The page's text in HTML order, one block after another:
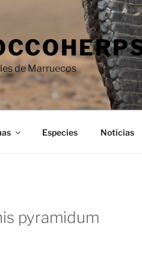
de Marruecos
Especies Noticias
pyramidum